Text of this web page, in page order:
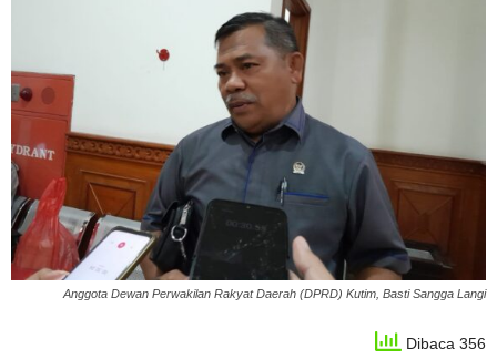
Anggota Dewan Perwakilan Rakyat Daerah (DPRD) Kutim, Basti Sangga Langi
Dibaca 356